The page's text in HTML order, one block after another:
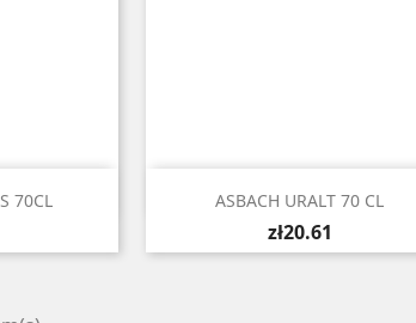
70CL  Quick view
ASBACH URALT 70 CL
zł20.61